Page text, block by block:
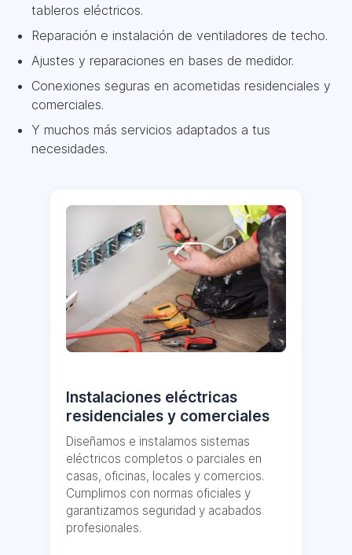
tableros eléctricos.
Reparación e instalación de ventiladores de techo.
Ajustes y reparaciones en bases de medidor.
Conexiones seguras en acometidas residenciales y
comerciales.
Y muchos más servicios adaptados a tus
necesidades.
Instalaciones eléctricas
residenciales y comerciales
Diseñamos e instalamos sistemas
eléctricos completos o parciales en
casas, oficinas, locales y comercios.
Cumplimos con normas oficiales y
garantizamos seguridad y acabados
profesionales.